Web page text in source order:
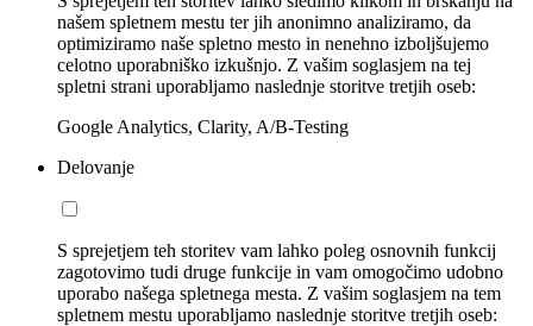
našem spletnem mestu ter jih anonimno analiziramo, da
optimiziramo naše spletno mesto in nenehno izboljšujemo
celotno uporabniško izkušnjo. Z vašim soglasjem na tej
spletni strani uporabljamo naslednje storitve tretjih oseb:
Google Analytics, Clarity, A/B-Testing
Delovanje
S sprejetjem teh storitev vam lahko poleg osnovnih funkcij
zagotovimo tudi druge funkcije in vam omogočimo udobno
uporabo našega spletnega mesta. Z vašim soglasjem na tem
spletnem mestu uporabljamo naslednje storitve tretjih oseb: